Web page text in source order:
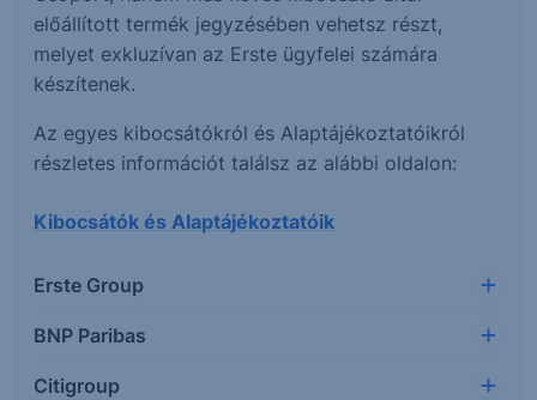
előállított termék jegyzésében vehetsz részt,
melyet exkluzívan az Erste ügyfelei számára
készítenek.
Az egyes kibocsátókról és Alaptájékoztatóikról
részletes információt találsz az alábbi oldalon:
Kibocsátók és Alaptájékoztatóik
Erste Group
BNP Paribas
Citigroup